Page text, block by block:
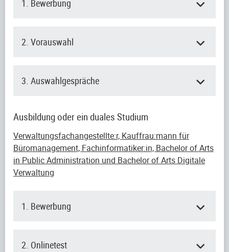
1. Bewerbung
2. Vorauswahl
3. Auswahlgespräche
Ausbildung oder ein duales Studium
Verwaltungsfachangestellte:r, Kauffrau:mann für
Büromanagement, Fachinformatiker:in, Bachelor of Arts
in Public Administration und Bachelor of Arts Digitale
Verwaltung
1. Bewerbung
2. Onlinetest